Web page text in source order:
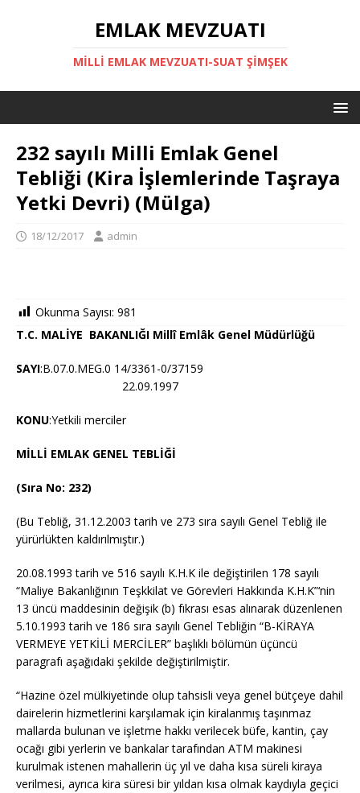
EMLAK MEVZUATI
MILLI EMLAK MEVZUATI-SUAT ŞİMŞEK
232 sayılı Milli Emlak Genel
Tebliği (Kira İşlemlerinde Taşraya
Yetki Devri) (Mülga)
18/12/2017 admin
Okunma Sayısı: 981
T.C. MALİYE BAKANLIĞI Millî Emlâk Genel Müdürlüğü
SAYI:B.07.0.MEG.0 14/3361-0/37159
22.09.1997
KONU:Yetkili merciler
MİLLİ EMLAK GENEL TEBLİĞİ
(Sıra No: 232)
(Bu Tebliğ, 31.12.2003 tarih ve 273 sıra sayılı Genel Tebliğ ile
yürürlükten kaldırılmıştır.)
20.08.1993 tarih ve 516 sayılı K.H.K ile değiştirilen 178 sayılı
“Maliye Bakanlığının Teşkkilat ve Görevleri Hakkında K.H.K”‘nin
13 üncü maddesinin değişik (b) fıkrası esas alınarak düzenlenen
5.10.1993 tarih ve 186 sıra sayılı Genel Tebliğin “B-KİRAYA
VERMEYE YETKİLİ MERCİLER” başlıklı bölümün üçüncü
paragrafı aşağıdaki şekilde değiştirilmiştir.
“Hazine özel mülkiyetinde olup tahsisli veya genel bütçeye dahil
dairelerin hizmetlerini karşılamak için kiralanmış taşınmaz
mallarda bulunan ve işletme hakkı verilecek büfe, kantin, çay
ocağı gibi yerlerin ve bankalar tarafından ATM makinesi
kurulmak istenen mahallerin üç yıl ve daha kısa süreli kiraya
verilmesi, ayrıca kira süresi bir yıldan kısa olmak kaydıyla geçici